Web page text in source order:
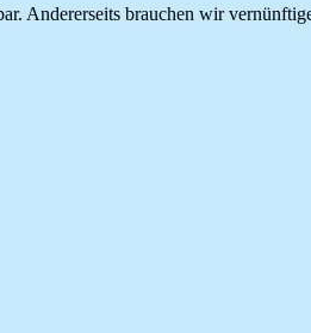
Andererseits brauchen wir